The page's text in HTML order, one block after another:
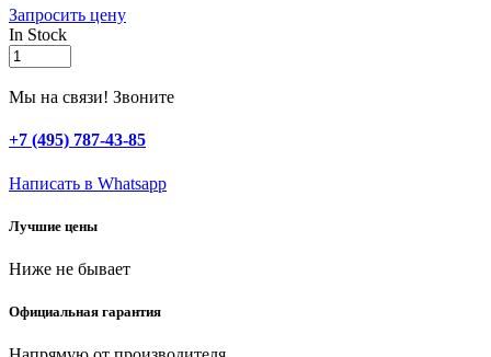
Запросить цену
In Stock
GRINDA
1.0
м
10
мм,
трубка,
для
(422390-
quantity
Мы на связи! Звоните
+7 (495) 787-43-85
Написать в Whatsapp
Лучшие цены
Ниже не бывает
Официальная гарантия